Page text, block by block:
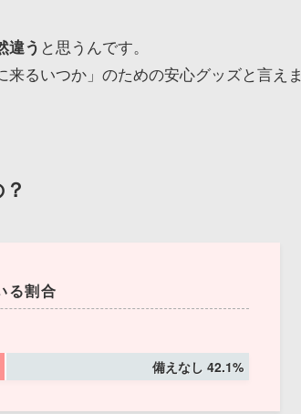
違う と思うんです。
るいつか」のための安心グッズと言えま
る割合
備えなし 42.1%